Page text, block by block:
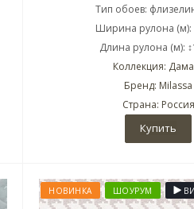
Тип обоев:
Ширина рулона
Длина рулона (м):
Коллекция:
Бренд: Milassa
Страна: Россия
Купить
НОВИНКА ШОУРУМ